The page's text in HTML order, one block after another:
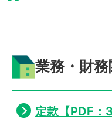
業務・財
定款【PDF：